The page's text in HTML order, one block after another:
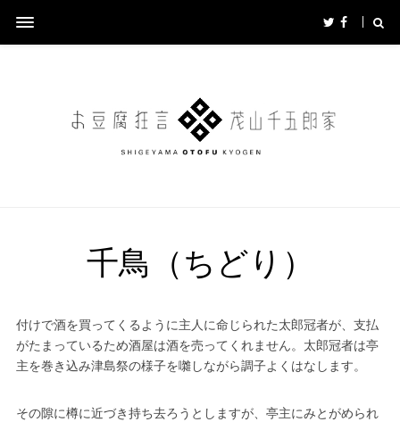
千鳥（ちどり）
付けで酒を買ってくるように主人に命じられた太郎冠者が、支払
がたまっているため酒屋は酒を売ってくれません。太郎冠者は亭
主を巻き込み津島祭の様子を囃しながら調子よくはなします。
その隙に樽に近づき持ち去ろうとしますが、亭主にみとがめられ